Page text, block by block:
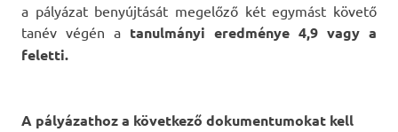
a pályázat benyújtását megelőző két egymást követő
tanév végén a tanulmányi eredménye 4,9 vagy a
feletti.
A pályázathoz a következő dokumentumokat kell